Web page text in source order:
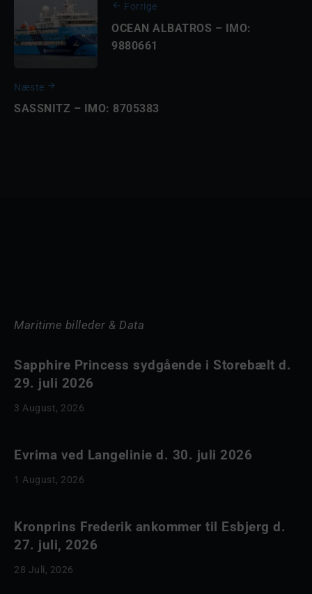
Forrige
OCEAN ALBATROS – IMO:
9880661
Næste
SASSNITZ – IMO: 8705383
Maritime billeder & Data
Sapphire Princess sydgående i Storebælt d.
29. juli 2026
3 August, 2026
Evrima ved Langelinie d. 30. juli 2026
1 August, 2026
Kronprins Frederik ankommer til Esbjerg d.
27. juli, 2026
28 Juli, 2026